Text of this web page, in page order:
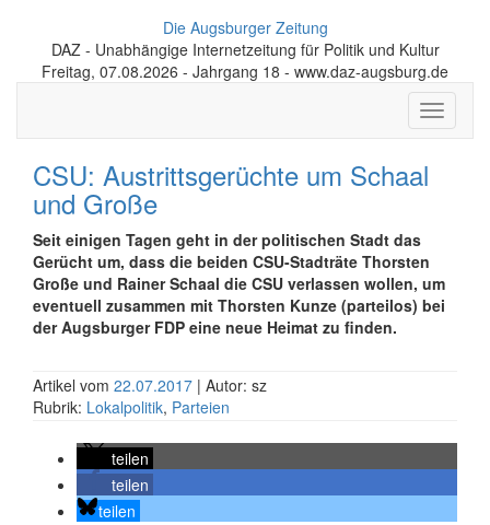
Die Augsburger Zeitung
DAZ - Unabhängige Internetzeitung für Politik und Kultur
Freitag, 07.08.2026 - Jahrgang 18 - www.daz-augsburg.de
Toggle
CSU: Austrittsgerüchte um Schaal
und Große
Seit einigen Tagen geht in der politischen Stadt das
Gerücht um, dass die beiden CSU-Stadträte Thorsten
Große und Rainer Schaal die CSU verlassen wollen, um
eventuell zusammen mit Thorsten Kunze (parteilos) bei
der Augsburger FDP eine neue Heimat zu finden.
Artikel vom 22.07.2017 | Autor: sz
Rubrik: Lokalpolitik, Parteien
teilen
teilen
teilen